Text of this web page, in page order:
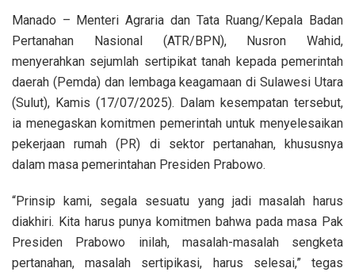
Manado – Menteri Agraria dan Tata Ruang/Kepala Badan
Pertanahan Nasional (ATR/BPN), Nusron Wahid,
menyerahkan sejumlah sertipikat tanah kepada pemerintah
daerah (Pemda) dan lembaga keagamaan di Sulawesi Utara
(Sulut), Kamis (17/07/2025). Dalam kesempatan tersebut,
ia menegaskan komitmen pemerintah untuk menyelesaikan
pekerjaan rumah (PR) di sektor pertanahan, khususnya
dalam masa pemerintahan Presiden Prabowo.
“Prinsip kami, segala sesuatu yang jadi masalah harus
diakhiri. Kita harus punya komitmen bahwa pada masa Pak
Presiden Prabowo inilah, masalah-masalah sengketa
pertanahan, masalah sertipikasi, harus selesai,” tegas